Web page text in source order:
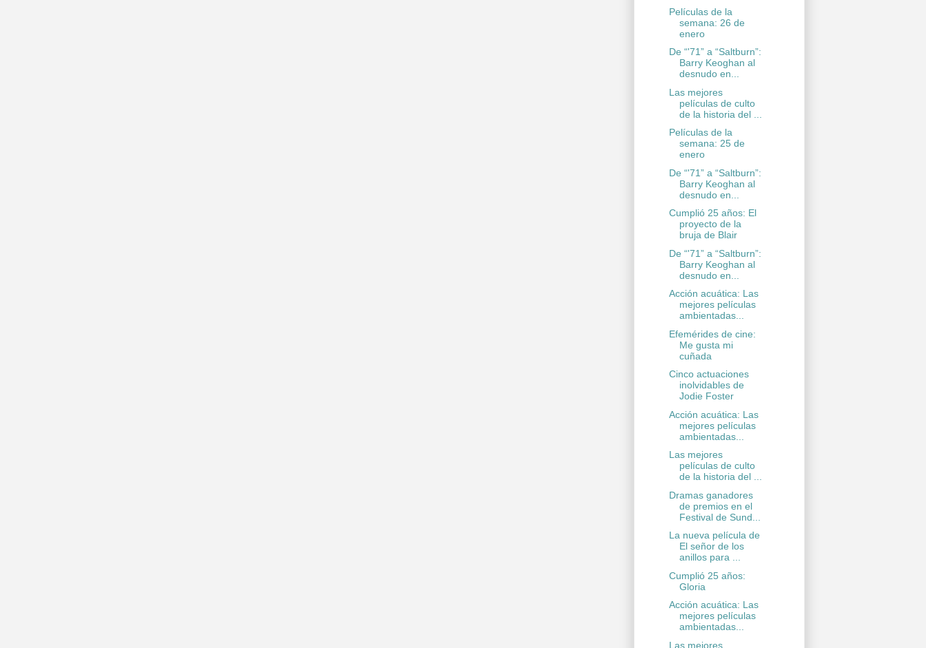
Películas de la
semana: 26 de
enero
De “'71” a “Saltburn”:
Barry Keoghan al
desnudo en...
Las mejores
películas de culto
de la historia del ...
Películas de la
semana: 25 de
enero
De “'71” a “Saltburn”:
Barry Keoghan al
desnudo en...
Cumplió 25 años: El
proyecto de la
bruja de Blair
De “'71” a “Saltburn”:
Barry Keoghan al
desnudo en...
Acción acuática: Las
mejores películas
ambientadas...
Efemérides de cine:
Me gusta mi
cuñada
Cinco actuaciones
inolvidables de
Jodie Foster
Acción acuática: Las
mejores películas
ambientadas...
Las mejores
películas de culto
de la historia del ...
Dramas ganadores
de premios en el
Festival de Sund...
La nueva película de
El señor de los
anillos para ...
Cumplió 25 años:
Gloria
Acción acuática: Las
mejores películas
ambientadas...
Las mejores